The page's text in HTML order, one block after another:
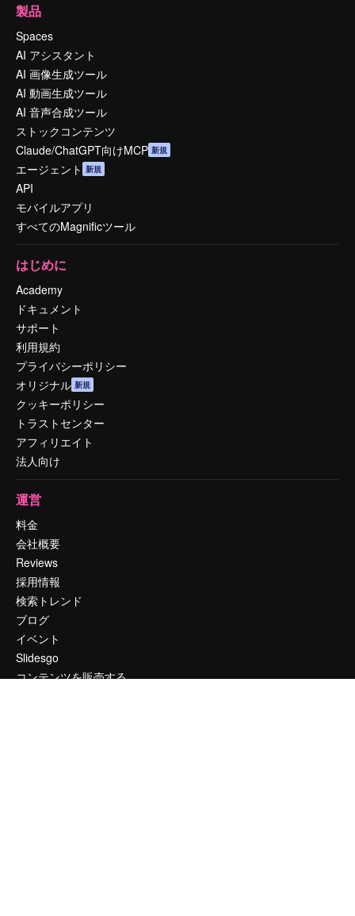
製品
Spaces
AI アシスタント
AI 画像生成ツール
AI 動画生成ツール
AI 音声合成ツール
ストックコンテンツ
Claude/ChatGPT向けMCP 新規
エージェント 新規
API
モバイルアプリ
すべてのMagnificツール
はじめに
Academy
ドキュメント
サポート
利用規約
プライバシーポリシー
オリジナル 新規
クッキーポリシー
トラストセンター
アフィリエイト
法人向け
運営
料金
会社概要
Reviews
採用情報
検索トレンド
ブログ
イベント
Slidesgo
コンテンツを販売する